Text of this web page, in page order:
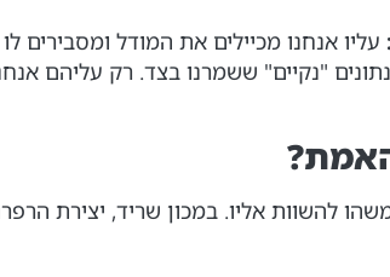
עליו אנחנו מכיילים את המודל ומסבירים
נתונים "נקיים" ששמרנו בצד. רק עליהם
להשוות אליו. במכון שריד, יצירת